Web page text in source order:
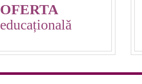
OFERTA
educațională